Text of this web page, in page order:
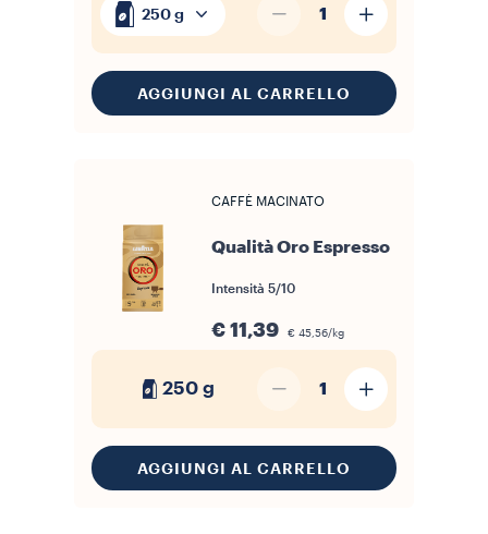
250 g 1
AGGIUNGI AL CARRELLO
CAFFÈ MACINATO
Qualità Oro Espresso
Intensità 5/10
€ 11,39 € 45,56/kg
250 g 1
AGGIUNGI AL CARRELLO